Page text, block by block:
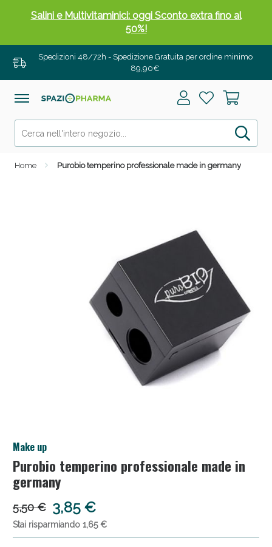
Spedizioni 48/72h - Spedizione Gratuita per ordine minimo
89,90€
Home Purobio temperino professionale made in germany
Make up
Purobio temperino professionale made in
germany
5,50 € 3,85 €
Stai risparmiando 1,65 €
Salini e Multivitaminici: oggi Sconto extra fino al
50%!
Anticellulite e Fanghi: Sconto fino al 40% valido
Anticellulite e Fanghi: Sconto fino al 40% valido